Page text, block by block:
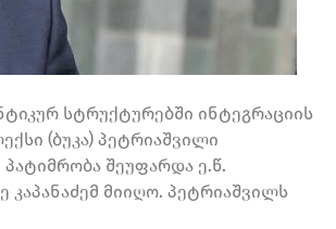
სტრუქტურებში ინტეგრაციის
(ბუკა) პეტრიაშვილი
შეუფარდა ე.წ.
მიიღო. პეტრიაშვილს